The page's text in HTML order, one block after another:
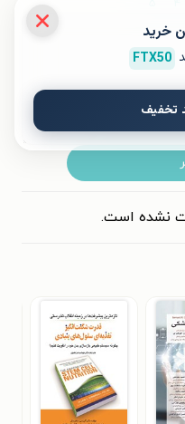
نشده است.
FTX50
تخفیف